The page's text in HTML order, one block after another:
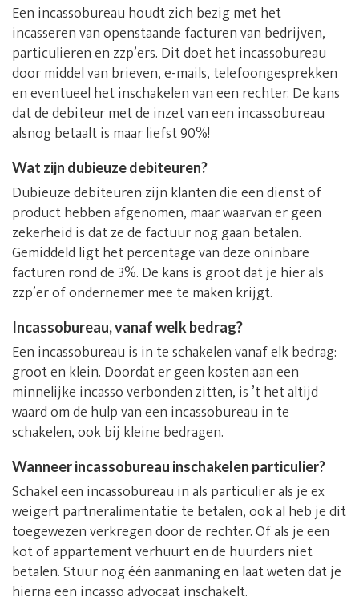
Een incassobureau houdt zich bezig met het
incasseren van openstaande facturen van bedrijven,
particulieren en zzp’ers. Dit doet het incassobureau
door middel van brieven, e-mails, telefoongesprekken
en eventueel het inschakelen van een rechter. De kans
dat de debiteur met de inzet van een incassobureau
alsnog betaalt is maar liefst 90%!
Wat zijn dubieuze debiteuren?
Dubieuze debiteuren zijn klanten die een dienst of
product hebben afgenomen, maar waarvan er geen
zekerheid is dat ze de factuur nog gaan betalen.
Gemiddeld ligt het percentage van deze oninbare
facturen rond de 3%. De kans is groot dat je hier als
zzp’er of ondernemer mee te maken krijgt.
Incassobureau, vanaf welk bedrag?
Een incassobureau is in te schakelen vanaf elk bedrag:
groot en klein. Doordat er geen kosten aan een
minnelijke incasso verbonden zitten, is ’t het altijd
waard om de hulp van een incassobureau in te
schakelen, ook bij kleine bedragen.
Wanneer incassobureau inschakelen particulier?
Schakel een incassobureau in als particulier als je ex
weigert partneralimentatie te betalen, ook al heb je dit
toegewezen verkregen door de rechter. Of als je een
kot of appartement verhuurt en de huurders niet
betalen. Stuur nog één aanmaning en laat weten dat je
hierna een incasso advocaat inschakelt.